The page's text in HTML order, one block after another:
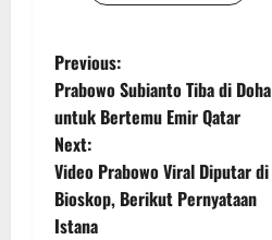
P
o
s
t
Previous:
Prabowo Subianto Tiba di Doha
untuk Bertemu Emir Qatar
Next:
Video Prabowo Viral Diputar di
Bioskop, Berikut Pernyataan
Istana